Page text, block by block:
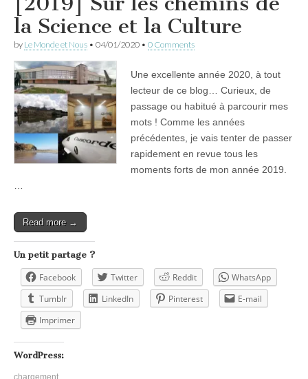
la Science et la Culture
by Le Monde et Nous • 04/01/2020 • 0 Comments
Une excellente année 2020, à tout
lecteur de ce blog… Curieux, de
passage ou habitué à parcourir mes
mots ! Comme les années
précédentes, je vais tenter de passer
rapidement en revue tous les
moments forts de mon année 2019.
Read more →
Un petit partage ?
Facebook Twitter Reddit
WhatsApp
Tumblr
LinkedIn Pinterest
E-mail
Imprimer
WordPress:
chargement…